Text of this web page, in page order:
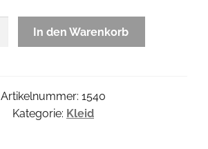
In den Warenkorb
Artikelnummer: 1540
Kategorie: Kleid